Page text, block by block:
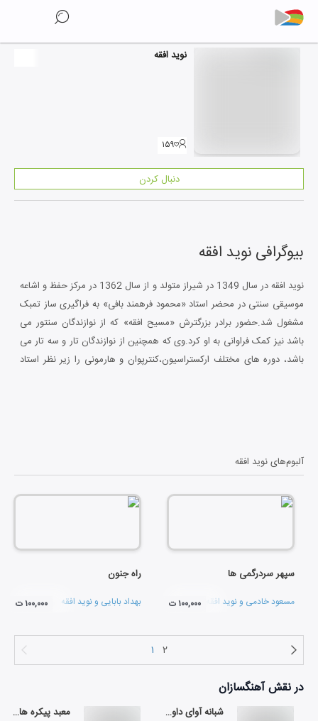
نوید افقه
۱۵۹
دنبال کردن
بیوگرافی نوید افقه
نوید افقه در سال 1349 در شیراز متولد و از سال 1362 در مرکز حفظ و اشاعه
موسيقی سنتی در محضر استاد «محمود فرهمند بافی» به فراگیری ساز تمبک
مشغول شد.حضور برادر بزرگترش «مسیح افقه» که از نوازندگان سنتور می
باشد نیز کمک فراوانی به او کرد.وی که همچنین از نوازندگان تار و سه تار می
باشد، دوره های مختلف ارکستراسیون،کنترپوان و هارمونی را زیر نظر استاد
آلبوم‌هاینوید افقه
سپهر سردرگمی ها
مسعود خادمی و نوید افقه ۱۰۰,۰۰۰ ت
راه جنون
بهداد بابایی و نوید افقه ۱۰۰,۰۰۰ ت
۱ ۲
در نقشآهنگسازان
شبانه آوای داوود (برای شهریار مندنی پور) معبد پیکره های چوبی